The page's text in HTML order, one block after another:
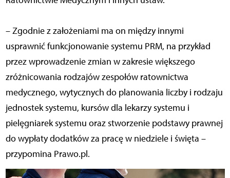
– Zgodnie z założeniami ma on między innymi
usprawnić funkcjonowanie systemu PRM, na przykład
przez wprowadzenie zmian w zakresie większego
zróżnicowania rodzajów zespołów ratownictwa
medycznego, wytycznych do planowania liczby i rodzaju
jednostek systemu, kursów dla lekarzy systemu i
pielęgniarek systemu oraz stworzenie podstawy prawnej
do wypłaty dodatków za pracę w niedziele i święta –
przypomina Prawo.pl.